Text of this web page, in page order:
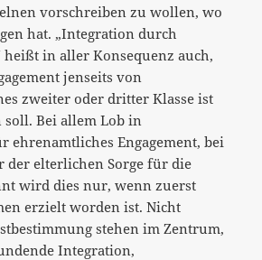
vorschreiben zu wollen, wo
hat. „Integration durch
heißt in aller Konsequenz auch,
jenseits von
zweiter oder dritter Klasse ist
Bei allem Lob in
ehrenamtliches Engagement, bei
der elterlichen Sorge für die
wird dies nur, wenn zuerst
erzielt worden ist. Nicht
stehen im Zentrum,
Integration,